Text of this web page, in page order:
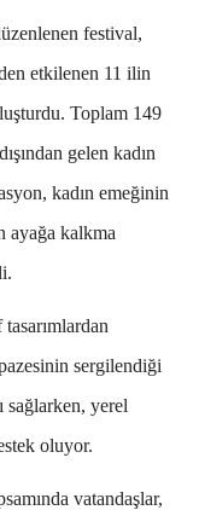
festival,
etkilenen 11 ilin
Toplam 149
gelen kadın
kadın emeğinin
ayağa kalkma
sergilendiği
sağlarken, yerel
oluyor.
vatandaşlar,